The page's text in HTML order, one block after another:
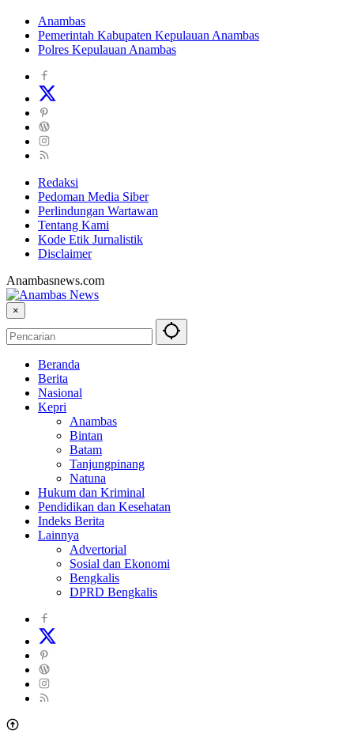
Anambas
Pemerintah Kabupaten Kepulauan Anambas
Polres Kepulauan Anambas
Redaksi
Pedoman Media Siber
Perlindungan Wartawan
Tentang Kami
Kode Etik Jurnalistik
Disclaimer
Anambasnews.com
×
Beranda
Berita
Nasional
Kepri
Anambas
Bintan
Batam
Tanjungpinang
Natuna
Hukum dan Kriminal
Pendidikan dan Kesehatan
Indeks Berita
Lainnya
Advertorial
Sosial dan Ekonomi
Bengkalis
DPRD Bengkalis